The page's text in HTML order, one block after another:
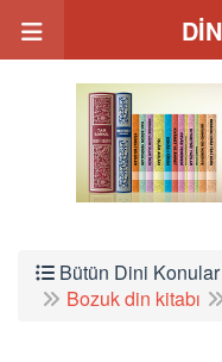
Bütün Dini Konular
Bozuk din kitabı